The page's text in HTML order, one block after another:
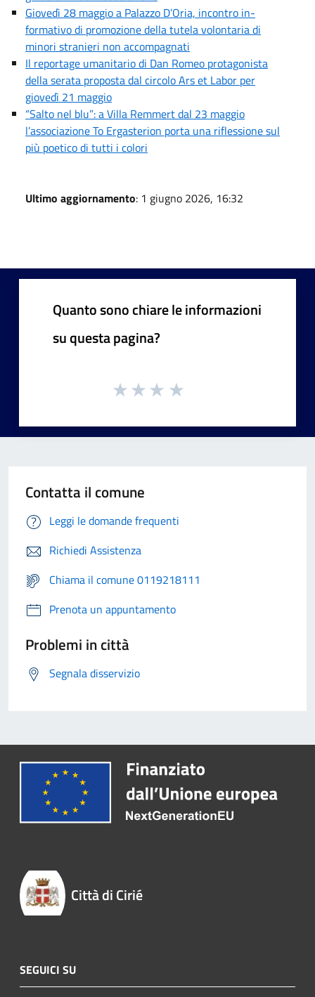
Giovedì 28 maggio a Palazzo D’Oria, incontro in-
formativo di promozione della tutela volontaria di
minori stranieri non accompagnati
Il reportage umanitario di Dan Romeo protagonista
della serata proposta dal circolo Ars et Labor per
giovedì 21 maggio
“Salto nel blu”: a Villa Remmert dal 23 maggio
l’associazione To Ergasterion porta una riflessione sul
più poetico di tutti i colori
Ultimo aggiornamento: 1 giugno 2026, 16:32
Quanto sono chiare le informazioni
su questa pagina?
Contatta il comune
Leggi le domande frequenti
Richiedi Assistenza
Chiama il comune 0119218111
Prenota un appuntamento
Problemi in città
Segnala disservizio
Città di Cirié
SEGUICI SU